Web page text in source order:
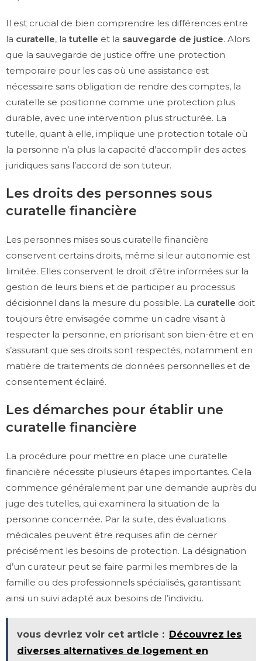
Il est crucial de bien comprendre les différences entre
la curatelle, latutelle et la sauvegarde de justice. Alors
que la sauvegarde de justice offre une protection
temporaire pour les cas où une assistance est
nécessaire sans obligation de rendre des comptes, la
curatelle se positionne comme une protection plus
durable, avec une intervention plus structurée. La
tutelle, quant à elle, implique une protection totale où
la personne n’a plus la capacité d’accomplir des actes
juridiques sans l’accord de son tuteur.
Les droits des personnes sous
curatelle financière
Les personnes mises sous curatelle financière
conservent certains droits, même si leur autonomie est
limitée. Elles conservent le droit d’être informées sur la
gestion de leurs biens et de participer au processus
décisionnel dans la mesure du possible. La curatelle doit
toujours être envisagée comme un cadre visant à
respecter la personne, en priorisant son bien-être et en
s’assurant que ses droits sont respectés, notamment en
matière de traitements de données personnelles et de
consentement éclairé.
Les démarches pour établir une
curatelle financière
La procédure pour mettre en place une curatelle
financière nécessite plusieurs étapes importantes. Cela
commence généralement par une demande auprès du
juge des tutelles, qui examinera la situation de la
personne concernée. Par la suite, des évaluations
médicales peuvent être requises afin de cerner
précisément les besoins de protection. La désignation
d’un curateur peut se faire parmi les membres de la
famille ou des professionnels spécialisés, garantissant
ainsi un suivi adapté aux besoins de l’individu.
vous devriez voir cet article : Découvrez les
diverses alternatives de logement en